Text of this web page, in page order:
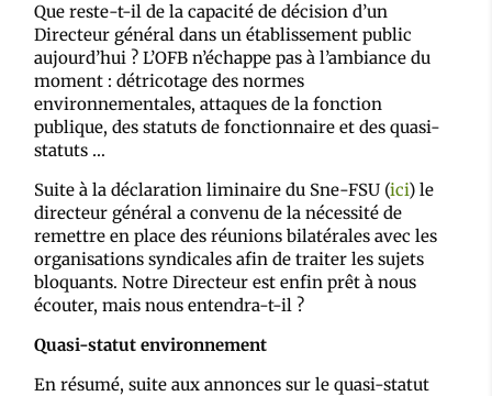
Que reste-t-il de la capacité de décision d’un
Directeur général dans un établissement public
aujourd’hui ? L’OFB n’échappe pas à l’ambiance du
moment : détricotage des normes
environnementales, attaques de la fonction
publique, des statuts de fonctionnaire et des quasi-
statuts …
Suite à la déclaration liminaire du Sne-FSU (ici) le
directeur général a convenu de la nécessité de
remettre en place des réunions bilatérales avec les
organisations syndicales afin de traiter les sujets
bloquants. Notre Directeur est enfin prêt à nous
écouter, mais nous entendra-t-il ?
Quasi-statut environnement
En résumé, suite aux annonces sur le quasi-statut